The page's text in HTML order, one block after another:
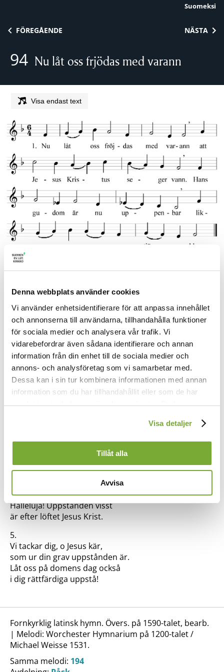
Denna webbplats använder cookies
Vi använder enhetsidentifierare för att anpassa innehållet
och annonserna till användarna, tillhandahålla funktioner
för sociala medier och analysera vår trafik. Vi
vidarebefordrar även sådana identifierare och annan
information från din enhet till de sociala medier och
annons- och analysföretag som vi samarbetar med.
Dessa kan i sin tur kombinera informationen med annan
information som du har tillhandahållit eller som de har
samlat in när du har använt deras tjänster. Du kan
-länken i nedre delen
av sidan.
Visa detaljer
Tillåt alla
Avvisa
Suomeksi
FÖREGÅENDE NÄSTA
94 Nu låt oss frjödas med varann
Visa endast text
Nu låt oss fröjdas med varann
att Jesus Kristus seger vann.
Hans gudom är nu uppenbar
liksom en morgonstjärna klar.
2.
Så var det skrivet i Guds lag:
Han skall uppstå på tredje dag,
sen han med sin försoningsdöd
har frälsat oss från dödens nöd.
så hjälpte inte vakt och vård,
han gick igenom stenen hård.
4.
Nu helvetet är nederlagt,
och nu har döden ingen makt.
Halleluja! Uppstånden visst
är efter löftet Jesus Krist.
5.
Vi tackar dig, o Jesus kär,
som ur din grav uppstånden är.
Låt oss på domens dag också
i dig rättfärdiga uppstå!
Fornkyrklig latinsk hymn. Övers. på 1590-talet, bearb.
| Melodi: Worchester Hymnarium på 1200-talet /
Michael Weisse 1531.
Samma melodi: 194